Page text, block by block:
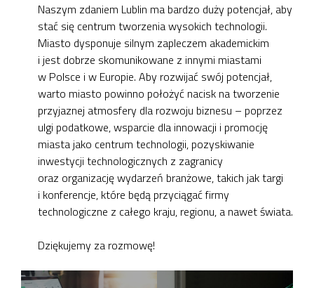
Naszym zdaniem Lublin ma bardzo duży potencjał, aby
stać się centrum tworzenia wysokich technologii.
Miasto dysponuje silnym zapleczem akademickim
i jest dobrze skomunikowane z innymi miastami
w Polsce i w Europie. Aby rozwijać swój potencjał,
warto miasto powinno położyć nacisk na tworzenie
przyjaznej atmosfery dla rozwoju biznesu – poprzez
ulgi podatkowe, wsparcie dla innowacji i promocję
miasta jako centrum technologii, pozyskiwanie
inwestycji technologicznych z zagranicy
oraz organizację wydarzeń branżowe, takich jak targi
i konferencje, które będą przyciągać firmy
technologiczne z całego kraju, regionu, a nawet świata.
Dziękujemy za rozmowę!